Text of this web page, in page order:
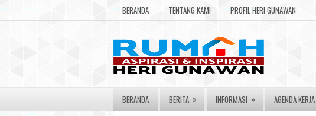
BERANDA TENTANG KAMI PROFIL HERI GUNAWAN
BERANDA BERITA » INFORMASI » AGENDA KERJA